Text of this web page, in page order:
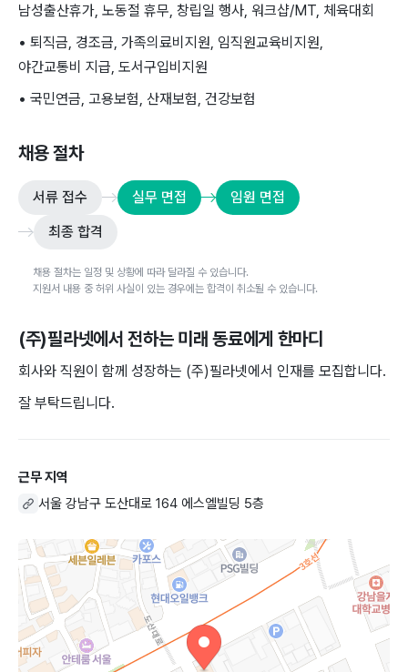
남성출산휴가, 노동절 휴무, 창립일 행사, 워크샵/MT, 체육대회
• 퇴직금, 경조금, 가족의료비지원, 임직원교육비지원,
야간교통비 지급, 도서구입비지원
• 국민연금, 고용보험, 산재보험, 건강보험
채용 절차
서류 접수 실무 면접
임원 면접
최종 합격
채용 절차는 일정 및 상황에 따라 달라질 수 있습니다.
지원서 내용 중 허위 사실이 있는 경우에는 합격이 취소될 수 있습니다.
(주)필라넷에서 전하는 미래 동료에게 한마디
회사와 직원이 함께 성장하는 (주)필라넷에서 인재를 모집합니다.
잘 부탁드립니다.
근무 지역
서울 강남구 도산대로 164 에스엘빌딩 5층